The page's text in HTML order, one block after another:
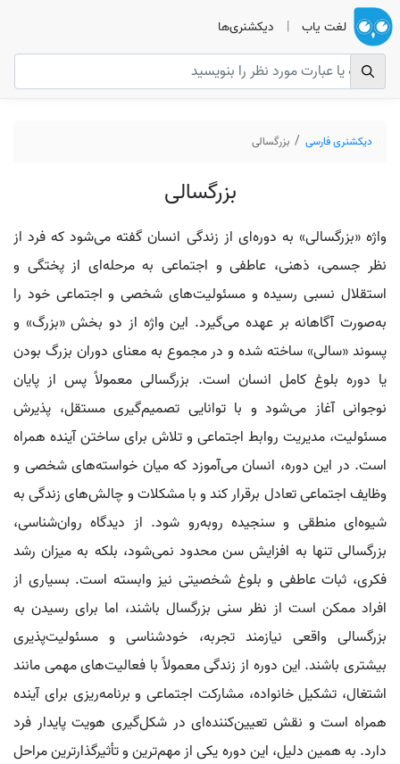
لغت یاب | دیکشنری‌ها
دیکشنری فارسی بزرگسالی
بزرگسالی
واژه «بزرگسالی» به دوره‌ای از زندگی انسان گفته می‌شود که فرد از
نظر جسمی، ذهنی، عاطفی و اجتماعی به مرحله‌ای از پختگی و
استقلال نسبی رسیده و مسئولیت‌های شخصی و اجتماعی خود را
به‌صورت آگاهانه بر عهده می‌گیرد. این واژه از دو بخش «بزرگ» و
پسوند «سالی» ساخته شده و در مجموع به معنای دوران بزرگ بودن
یا دوره بلوغ کامل انسان است. بزرگسالی معمولاً پس از پایان
نوجوانی آغاز می‌شود و با توانایی تصمیم‌گیری مستقل، پذیرش
مسئولیت، مدیریت روابط اجتماعی و تلاش برای ساختن آینده همراه
است. در این دوره، انسان می‌آموزد که میان خواسته‌های شخصی و
وظایف اجتماعی تعادل برقرار کند و با مشکلات و چالش‌های زندگی به
شیوه‌ای منطقی و سنجیده روبه‌رو شود. از دیدگاه روان‌شناسی،
بزرگسالی تنها به افزایش سن محدود نمی‌شود، بلکه به میزان رشد
فکری، ثبات عاطفی و بلوغ شخصیتی نیز وابسته است. بسیاری از
افراد ممکن است از نظر سنی بزرگسال باشند، اما برای رسیدن به
بزرگسالی واقعی نیازمند تجربه، خودشناسی و مسئولیت‌پذیری
بیشتری باشند. این دوره از زندگی معمولاً با فعالیت‌های مهمی مانند
اشتغال، تشکیل خانواده، مشارکت اجتماعی و برنامه‌ریزی برای آینده
همراه است و نقش تعیین‌کننده‌ای در شکل‌گیری هویت پایدار فرد
دارد. به همین دلیل، این دوره یکی از مهم‌ترین و تأثیرگذارترین مراحل